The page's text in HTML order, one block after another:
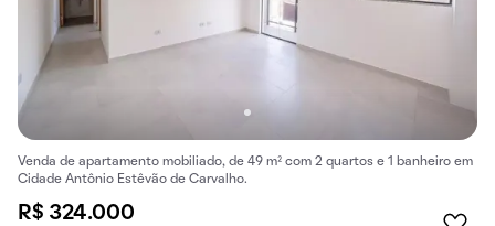
Venda de apartamento mobiliado, de 49 m² com 2 quartos e 1 banheiro em
Cidade Antônio Estêvão de Carvalho.
R$ 324.000